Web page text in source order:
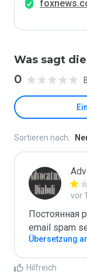
Was sagt
0
Sortieren nach:
vor
Постоянная
email spam
Übersetzung
Hilfreich